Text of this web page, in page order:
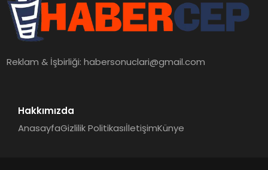
Reklam & İşbirliği:habersonuclari@gmail.com
Hakkımızda
AnasayfaGizlilik PolitikasıİletişimKünye